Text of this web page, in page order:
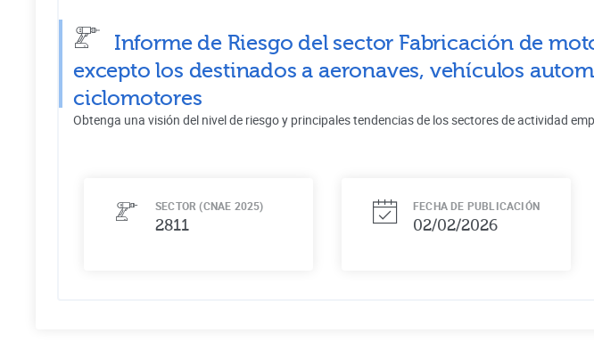
Informe de Riesgo del sector Fabricación de
excepto los destinados a aeronaves, vehículos
ciclomotores
Obtenga una visión del nivel de riesgo y principales tendencias de los sectores de actividad
SECTOR (CNAE 2025)
2811
FECHA DE PUBLICACIÓN
02/02/2026